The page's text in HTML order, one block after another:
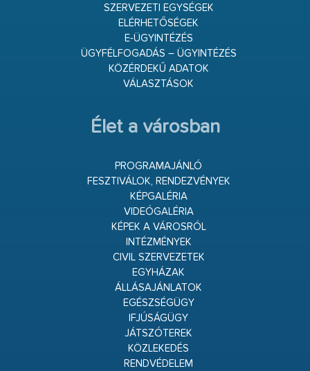
SZERVEZETI EGYSÉGEK
ELÉRHETŐSÉGEK
E-ÜGYINTÉZÉS
ÜGYFÉLFOGADÁS – ÜGYINTÉZÉS
KÖZÉRDEKŰ ADATOK
VÁLASZTÁSOK
Élet a városban
PROGRAMAJÁNLÓ
FESZTIVÁLOK, RENDEZVÉNYEK
KÉPGALÉRIA
VIDEÓGALÉRIA
KÉPEK A VÁROSRÓL
INTÉZMÉNYEK
CIVIL SZERVEZETEK
EGYHÁZAK
ÁLLÁSAJÁNLATOK
EGÉSZSÉGÜGY
IFJÚSÁGÜGY
JÁTSZÓTEREK
KÖZLEKEDÉS
RENDVÉDELEM